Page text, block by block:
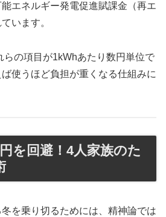
エネルギー発電促進賦課金（再エ
います。
らの項目が1kWhあたり数円単位で
使うほど負担が重くなる仕組みに
を回避！4人家族のた
を乗り切るためには、精神論では